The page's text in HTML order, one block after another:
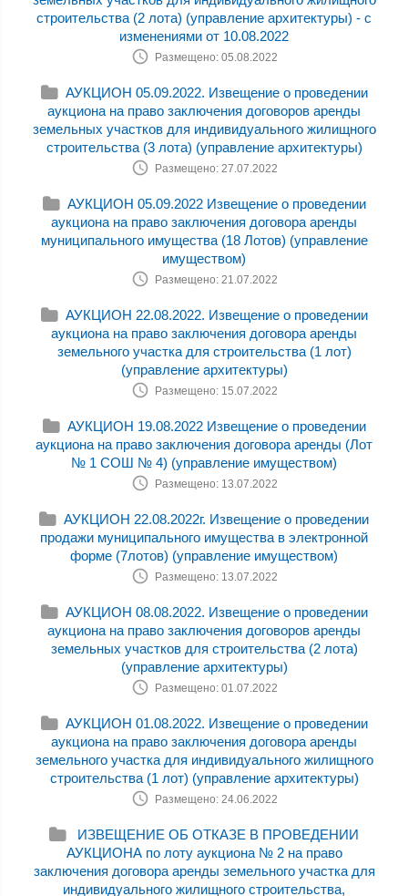
строительства (2 лота) (управление архитектуры) - с
изменениями от 10.08.2022
Размещено: 05.08.2022
АУКЦИОН 05.09.2022. Извещение о проведении
аукциона на право заключения договоров аренды
земельных участков для индивидуального жилищного
строительства (3 лота) (управление архитектуры)
Размещено: 27.07.2022
АУКЦИОН 05.09.2022 Извещение о проведении
аукциона на право заключения договора аренды
муниципального имущества (18 Лотов) (управление
имуществом)
Размещено: 21.07.2022
АУКЦИОН 22.08.2022. Извещение о проведении
аукциона на право заключения договора аренды
земельного участка для строительства (1 лот)
(управление архитектуры)
Размещено: 15.07.2022
АУКЦИОН 19.08.2022 Извещение о проведении
аукциона на право заключения договора аренды (Лот
№ 1 СОШ № 4) (управление имуществом)
Размещено: 13.07.2022
АУКЦИОН 22.08.2022г. Извещение о проведении
продажи муниципального имущества в электронной
форме (7лотов) (управление имуществом)
Размещено: 13.07.2022
АУКЦИОН 08.08.2022. Извещение о проведении
аукциона на право заключения договоров аренды
земельных участков для строительства (2 лота)
(управление архитектуры)
Размещено: 01.07.2022
АУКЦИОН 01.08.2022. Извещение о проведении
аукциона на право заключения договора аренды
земельного участка для индивидуального жилищного
строительства (1 лот) (управление архитектуры)
Размещено: 24.06.2022
ИЗВЕЩЕНИЕ ОБ ОТКАЗЕ В ПРОВЕДЕНИИ
АУКЦИОНА по лоту аукциона № 2 на право
заключения договора аренды земельного участка для
индивидуального жилищного строительства,